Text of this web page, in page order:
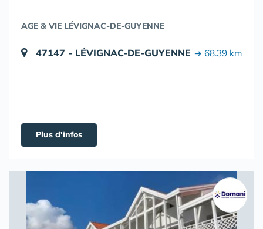
AGE & VIE LÉVIGNAC-DE-GUYENNE
47147 - LÉVIGNAC-DE-GUYENNE ➔ 68.39 km
Plus d'infos